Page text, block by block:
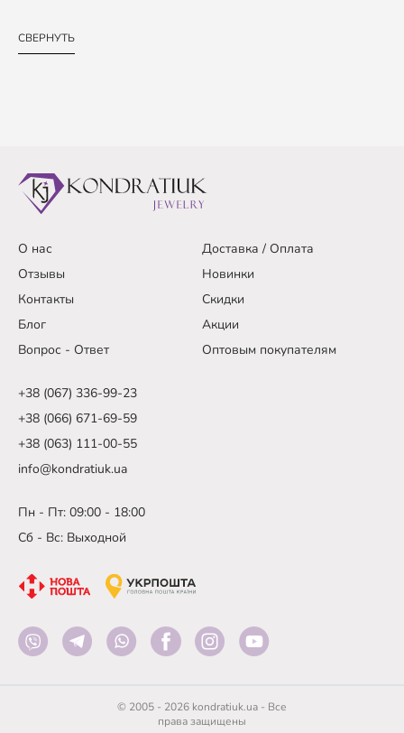
СВЕРНУТЬ
О нас
Доставка / Оплата
Отзывы
Новинки
Контакты
Скидки
Блог
Акции
Вопрос - Ответ
Оптовым покупателям
+38 (067) 336-99-23
+38 (066) 671-69-59
+38 (063) 111-00-55
info@kondratiuk.ua
Пн - Пт: 09:00 - 18:00
Сб - Вс: Выходной
© 2005 - 2026 kondratiuk.ua - Все
права защищены